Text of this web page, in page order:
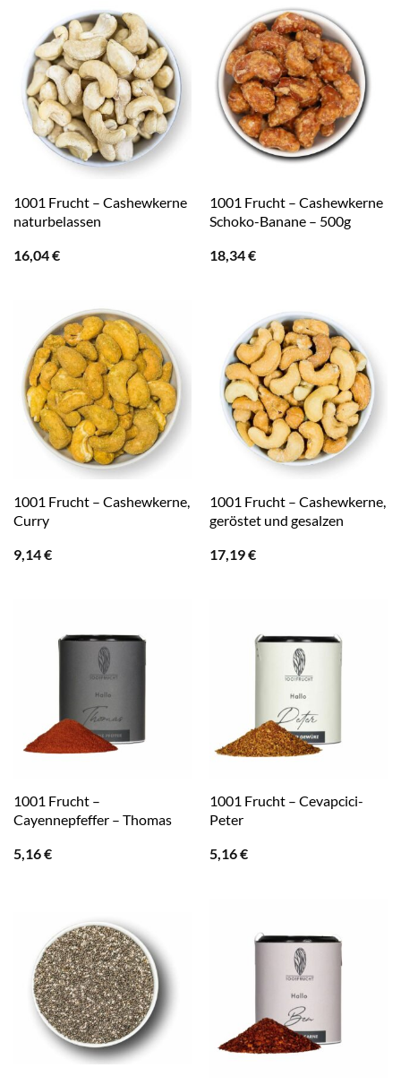
1001 Frucht – Cashewkerne
naturbelassen
16,04€
1001 Frucht – Cashewkerne
Schoko-Banane – 500g
18,34€
1001 Frucht – Cashewkerne,
Curry
9,14€
1001 Frucht – Cashewkerne,
geröstet und gesalzen
17,19€
1001 Frucht –
Cayennepfeffer – Thomas
5,16€
1001 Frucht – Cevapcici-
Peter
5,16€